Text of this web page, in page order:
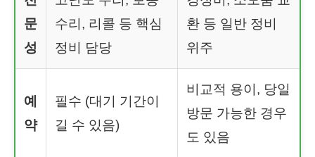
문
성
수리, 리콜 등 핵심
정비 담당
환 등 일반 정비
위주
예
약
필수 (대기 기간이
길 수 있음)
비교적 용이, 당일
방문 가능한 경우
도 있음